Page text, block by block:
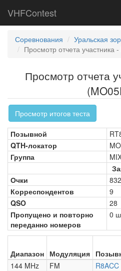
VHFContest
Соревнования
Уральская
Просмотр отчета участника
Просмотр отчета
Просмотр итогов теста
Позывной
QTH-локатор
Группа
Очки
832
Корреспондентов
9
QSO
28
Пропущено и повторно
переданно номеров
0
Диапазон Модуляция
144 MHz
FM R8ACC